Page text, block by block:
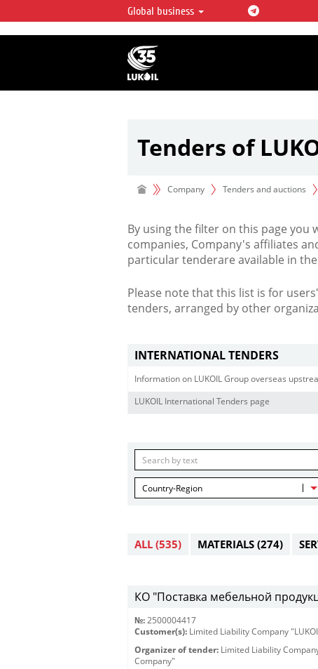
LUKOIL OVERVIEW
LUKOIL is one of the largest oil &
integrated companies in the world
over 2% of crude production and
hydrocarbon reserves globally.
Global business
Tenders of
Company Tenders and auctions
By using the filter on this page you
companies, Company's affiliates
particular tenderare available in
Please note that this list is for
tenders, arranged by other
INTERNATIONAL TENDERS
Information on LUKOIL Group overseas
LUKOIL International Tenders page
Country-Region
ALL (535) MATERIALS (274)
КО "Поставка мебельной
№: 2500004417
Customer(s): Limited Liability Company
Organizer of tender: Limited Liability
Company"